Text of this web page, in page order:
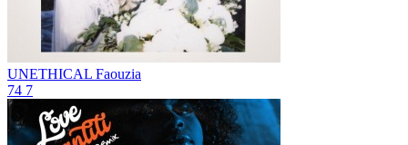
UNETHICAL Faouzia
74 7